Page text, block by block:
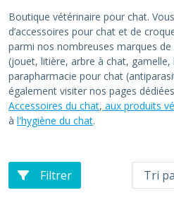
Boutique vétérinaire pour chat.
d’accessoires pour chat et de
parmi nos nombreuses marques de
(jouet, litière, arbre à chat,
parapharmacie pour chat
également visiter nos pages
Accessoires du chat, aux produits
à l'hygiène du chat.
Filtrer